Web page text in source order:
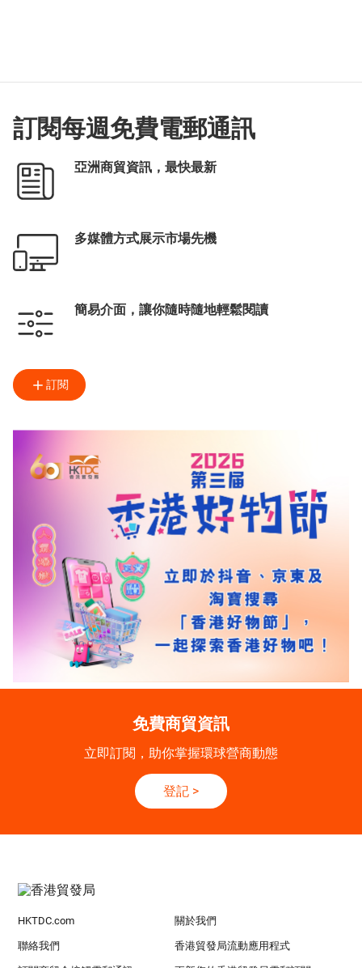
訂閱每週免費電郵通訊
亞洲商貿資訊，最快最新
多媒體方式展示市場先機
簡易介面，讓你隨時隨地輕鬆閱讀
訂閱
免費商貿資訊
立即訂閱，助你掌握環球營商動態
登記 >
HKTDC.com 關於我們
聯絡我們 香港貿發局流動應用程式